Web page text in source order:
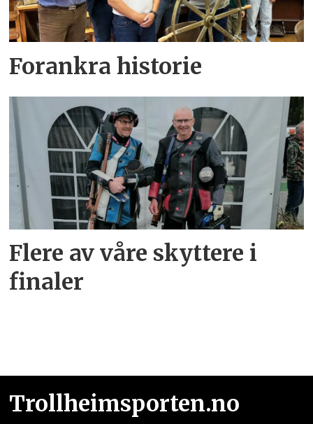
Forankra historie
Flere av våre skyttere i
finaler
Trollheimsporten.no